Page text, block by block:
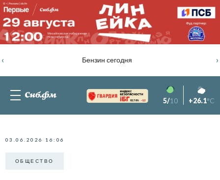
Бензин сегодня
‹ ›
82.76% -1.2 5/10 +26.1°C
03.06.2026 16:06
ОБЩЕСТВО